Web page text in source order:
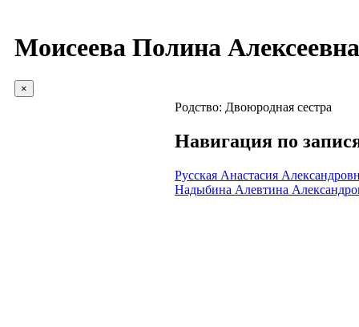
Моисеева Полина Алексеевна
×
Родство: Двоюродная сестра
Навигация по
Русская Анастасия
Надыбина Алевтина